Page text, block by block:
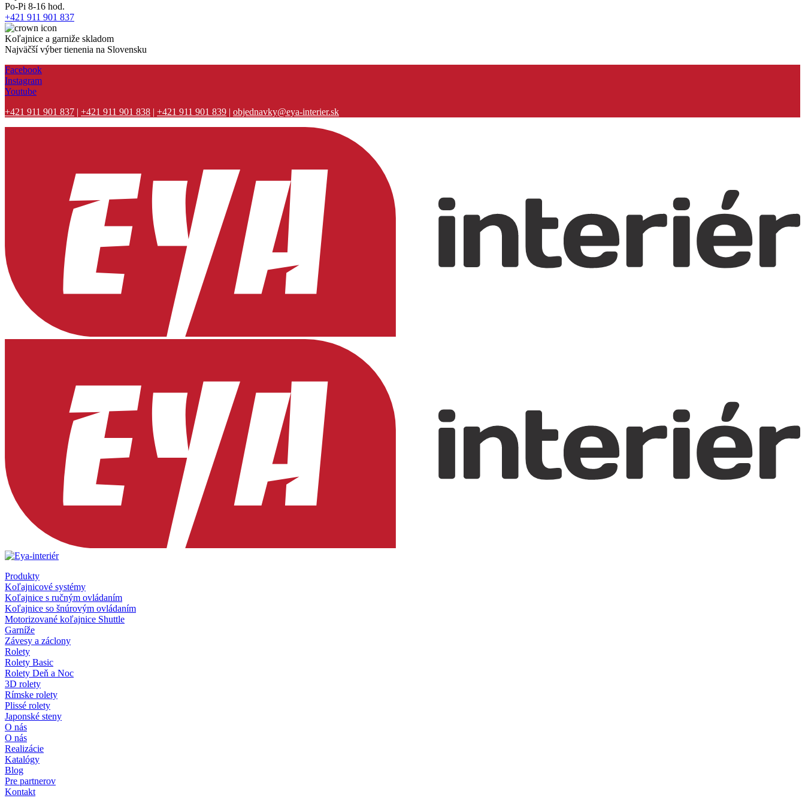
Po-Pi 8-16 hod.
+421 911 901 837
Koľajnice a garniže skladom
Najväčší výber tienenia na Slovensku
Facebook
Instagram
Youtube
+421 911 901 837 | +421 911 901 838 | +421 911 901 839 | objednavky@eya-interier.sk
Produkty
Koľajnicové systémy
Koľajnice s ručným ovládaním
Koľajnice so šnúrovým ovládaním
Motorizované koľajnice Shuttle
Garníže
Závesy a záclony
Rolety
Rolety Basic
Rolety Deň a Noc
3D rolety
Rímske rolety
Plissé rolety
Japonské steny
O nás
O nás
Realizácie
Katalógy
Blog
Pre partnerov
Kontakt